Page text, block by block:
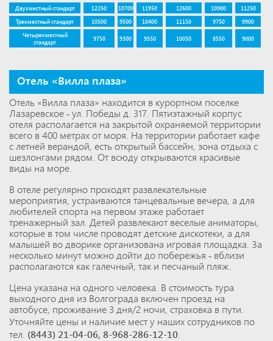
Двухместный стандарт 12250 10700 11950 12600 10900
11250
Трехместный стандарт
10500 9500 10400 11150 9750
9900
Четырехместный
стандарт
9750 9300 9550 10050 8550 9000
Отель «Вилла плаза»
Отель «Вилла плаза» находится в курортном поселке
Лазаревское - ул. Победы д. 317. Пятиэтажный корпус
отеля располагается на закрытой охраняемой территории
всего в 400 метрах от моря. На территории работает кафе
с летней верандой, есть открытый бассейн, зона отдыха с
шезлонгами рядом. От всюду открываются красивые
виды на море.
В отеле регулярно проходят развлекательные
мероприятия, устраиваются танцевальные вечера, а для
любителей спорта на первом этаже работает
тренажерный зал. Детей развлекают веселые аниматоры,
которые в том числе проводят детские дискотеки, а для
малышей во дворике организована игровая площадка. За
несколько минут можно дойти до побережья - вблизи
располагаются как галечный, так и песчаный пляж.
Цена указана на одного человека. В стоимость тура
выходного дня из Волгограда включен проезд на
автобусе, проживание 3 дня/2 ночи, страховка в пути.
Уточняйте цены и наличие мест у наших сотрудников по
тел. (8443) 21-04-06, 8-968-286-12-10